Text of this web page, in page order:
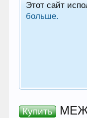
Этот сайт
больше.
Купить